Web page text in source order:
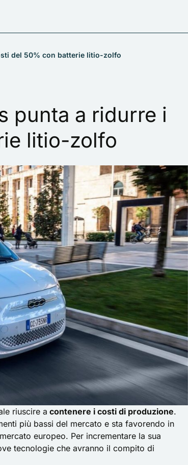
del 50% con batterie litio-zolfo
punta a ridurre i
litio-zolfo
riuscire a contenere i costi di produzione.
più bassi del mercato e sta favorendo in
europeo. Per incrementare la sua
tecnologie che avranno il compito di